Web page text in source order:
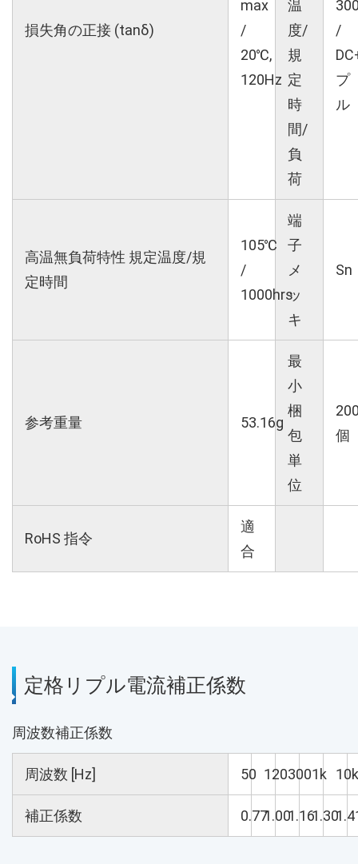
損失角の正接 (tanδ)
max
/
20℃,
120Hz
温
度/
規
定
時
間/
負
荷
/
プ
ル
高温無負荷特性 規定温度/規
定時間
105℃
/
1000hrs
端
子
メ
ッ
キ
Sn
参考重量 53.16g
最
小
梱
包
単
位
個
RoHS 指令
適
合
定格リプル電流補正係数
周波数補正係数
周波数 [Hz] 50 1203001k 10k
補正係数 0.771.001.161.30